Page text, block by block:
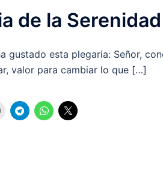
de la Serenidad
gustado esta plegaria: Señor,
valor para cambiar lo que […]